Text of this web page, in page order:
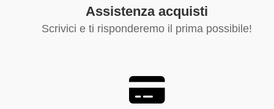
Assistenza acquisti
Scrivici e ti risponderemo il prima possibile!